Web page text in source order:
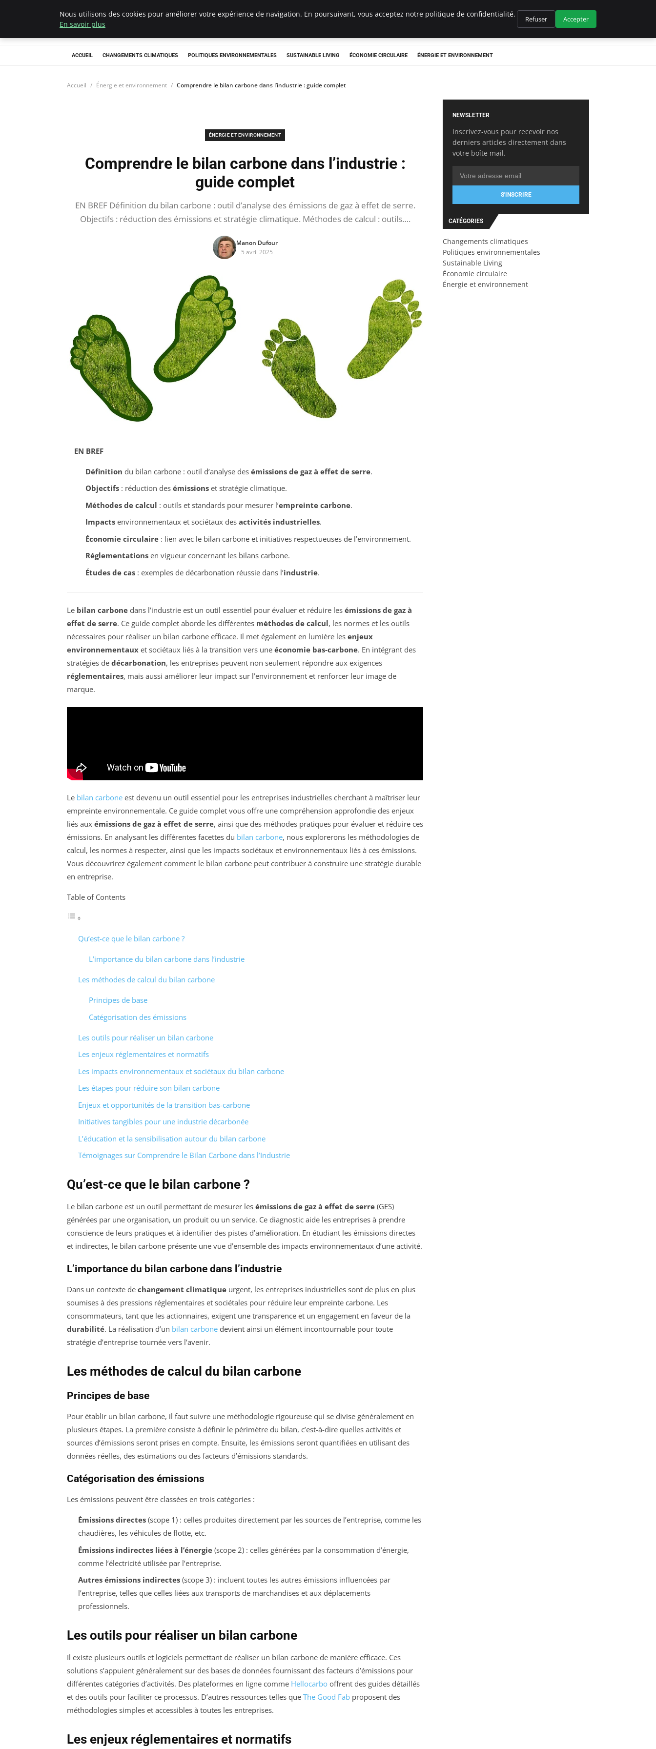
Climategatecountryclub.com
ACCUEIL CHANGEMENTS CLIMATIQUES POLITIQUES ENVIRONNEMENTALES SUSTAINABLE LIVING ÉCONOMIE CIRCULAIRE ÉNERGIE ET ENVIRONNEMENT
Accueil Énergie et environnement Comprendre le bilan carbone dans l’industrie : guide complet
ÉNERGIE ET ENVIRONNEMENT
Comprendre le bilan carbone dans l’industrie :
guide complet
EN BREF Définition du bilan carbone : outil d’analyse des émissions de gaz à effet de serre.
Objectifs : réduction des émissions et stratégie climatique. Méthodes de calcul : outils….
Manon Dufour
5 avril 2025
EN BREF
Définition du bilan carbone : outil d’analyse des émissions de gaz à effet de serre.
Objectifs: réduction des émissionset stratégie climatique.
Méthodes de calcul : outils et standards pour mesurer l’empreinte carbone.
Impactsenvironnementaux et sociétaux des activités industrielles.
Économie circulaire: lien avec le bilan carbone et initiatives respectueuses de l’environnement.
Réglementationsen vigueur concernant les bilans carbone.
Études de cas: exemples de décarbonation réussie dans l’industrie.
Le bilan carbone dans l’industrie est un outil essentiel pour évaluer et réduire les émissions de gaz à
effet de serre. Ce guide complet aborde les différentes méthodes de calcul, les normes et les outils
nécessaires pour réaliser un bilan carbone efficace. Il met également en lumière les enjeux
environnementaux et sociétaux liés à la transition vers une économie bas-carbone. En intégrant des
stratégies de décarbonation, les entreprises peuvent non seulement répondre aux exigences
réglementaires, mais aussi améliorer leur impact sur l’environnement et renforcer leur image de
marque.
Le bilan carbone est devenu un outil essentiel pour les entreprises industrielles cherchant à maîtriser leur
empreinte environnementale. Ce guide complet vous offre une compréhension approfondie des enjeux
liés aux émissions de gaz à effet de serre, ainsi que des méthodes pratiques pour évaluer et réduire ces
émissions. En analysant les différentes facettes du bilan carbone, nous explorerons les méthodologies de
calcul, les normes à respecter, ainsi que les impacts sociétaux et environnementaux liés à ces émissions.
Vous découvrirez également comment le bilan carbone peut contribuer à construire une stratégie durable
en entreprise.
Table of Contents
Qu’est-ce que le bilan carbone ?
L’importance du bilan carbone dans l’industrie
Les méthodes de calcul du bilan carbone
Principes de base
Catégorisation des émissions
Les outils pour réaliser un bilan carbone
Les enjeux réglementaires et normatifs
Les impacts environnementaux et sociétaux du bilan carbone
Les étapes pour réduire son bilan carbone
Enjeux et opportunités de la transition bas-carbone
Initiatives tangibles pour une industrie décarbonée
L’éducation et la sensibilisation autour du bilan carbone
Témoignages sur Comprendre le Bilan Carbone dans l’Industrie
Qu’est-ce que le bilan carbone ?
Le bilan carbone est un outil permettant de mesurer les émissions de gaz à effet de serre (GES)
générées par une organisation, un produit ou un service. Ce diagnostic aide les entreprises à prendre
conscience de leurs pratiques et à identifier des pistes d’amélioration. En étudiant les émissions directes
et indirectes, le bilan carbone présente une vue d’ensemble des impacts environnementaux d’une activité.
L’importance du bilan carbone dans l’industrie
Dans un contexte de changement climatique urgent, les entreprises industrielles sont de plus en plus
soumises à des pressions réglementaires et sociétales pour réduire leur empreinte carbone. Les
consommateurs, tant que les actionnaires, exigent une transparence et un engagement en faveur de la
durabilité. La réalisation d’un bilan carbone devient ainsi un élément incontournable pour toute
stratégie d’entreprise tournée vers l’avenir.
Les méthodes de calcul du bilan carbone
Principes de base
Pour établir un bilan carbone, il faut suivre une méthodologie rigoureuse qui se divise généralement en
plusieurs étapes. La première consiste à définir le périmètre du bilan, c’est-à-dire quelles activités et
sources d’émissions seront prises en compte. Ensuite, les émissions seront quantifiées en utilisant des
données réelles, des estimations ou des facteurs d’émissions standards.
Catégorisation des émissions
Les émissions peuvent être classées en trois catégories :
Émissions directes(scope 1) : celles produites directement par les sources de l’entreprise, comme les
chaudières, les véhicules de flotte, etc.
Émissions indirectes liées à l’énergie(scope 2) : celles générées par la consommation d’énergie,
comme l’électricité utilisée par l’entreprise.
Autres émissions indirectes(scope 3) : incluent toutes les autres émissions influencées par
l’entreprise, telles que celles liées aux transports de marchandises et aux déplacements
professionnels.
Les outils pour réaliser un bilan carbone
Il existe plusieurs outils et logiciels permettant de réaliser un bilan carbone de manière efficace. Ces
solutions s’appuient généralement sur des bases de données fournissant des facteurs d’émissions pour
différentes catégories d’activités. Des plateformes en ligne comme Hellocarbo offrent des guides détaillés
et des outils pour faciliter ce processus. D’autres ressources telles que The Good Fab proposent des
méthodologies simples et accessibles à toutes les entreprises.
Les enjeux réglementaires et normatifs
NEWSLETTER
Inscrivez-vous pour recevoir nos
derniers articles directement dans
votre boîte mail.
S'INSCRIRE
CATÉGORIES
Changements climatiques
Politiques environnementales
Sustainable Living
Économie circulaire
Énergie et environnement
Nous utilisons des cookies pour améliorer votre expérience de navigation. En poursuivant, vous acceptez notre politique de confidentialité.
En savoir plus
Refuser Accepter